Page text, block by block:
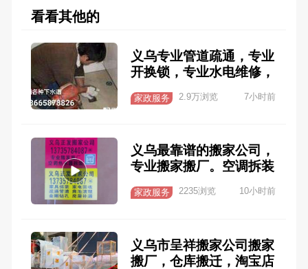
看看其他的
义乌专业管道疏通，专业
开换锁，专业水电维修，
捞手机贵重物品，专业疏
粪，高压清洗一楼各种管
道。专业水电维修，精修
机等13665878826
家政服务 2.9万浏览 7小时前
义乌最靠谱的搬家公司，
专业搬家搬厂。空调拆装
家电 有专业的团队服务
家政服务 2235浏览 10小时前
义乌市呈祥搬家公司搬家
搬厂，仓库搬迁，淘宝店